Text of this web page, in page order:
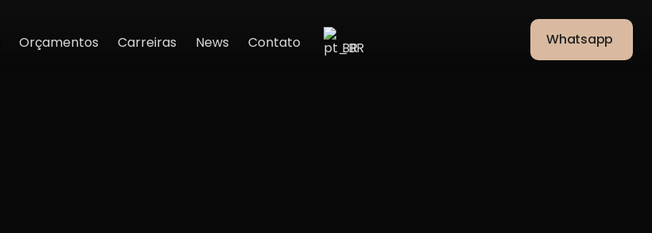
Orçamentos Carreiras News Contato BR Whatsapp